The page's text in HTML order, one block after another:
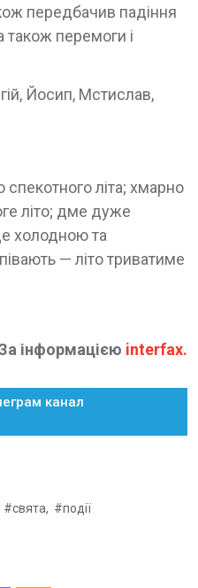
передбачив падіння
також перемоги і
Йосип, Мстислав,
літа; хмарно
літо; дме дуже
холодною та
— літо триватиме
інформацією interfax.
канал
#свята, #події